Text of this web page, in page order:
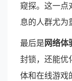
窥探。这一点
息的人群尤为
最后是 网络体
封锁，还能优
体和在线游戏